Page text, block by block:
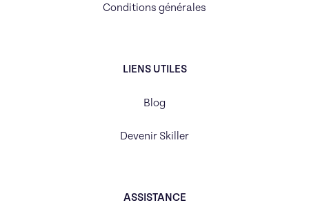
Conditions générales
LIENS UTILES
Blog
Devenir Skiller
ASSISTANCE